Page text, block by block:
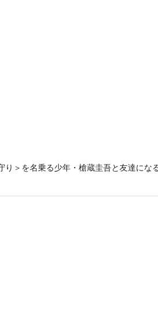
＞を名乗る少年・槍蔵圭吾と友達にな